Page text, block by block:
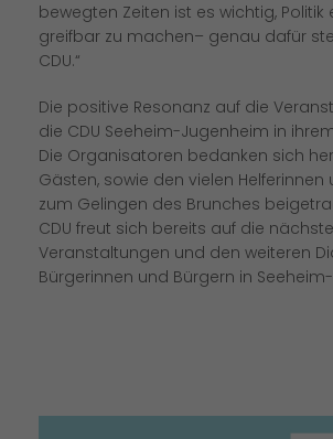
bewegten Zeiten ist es wichtig,
greifbar zu machen– genau dafür
CDU.“
Die positive Resonanz auf die
die CDU Seeheim-Jugenheim in
Die Organisatoren bedanken sich
Gästen, sowie den vielen Helferinnen
zum Gelingen des Brunches
CDU freut sich bereits auf die
Veranstaltungen und den weiteren
Bürgerinnen und Bürgern in